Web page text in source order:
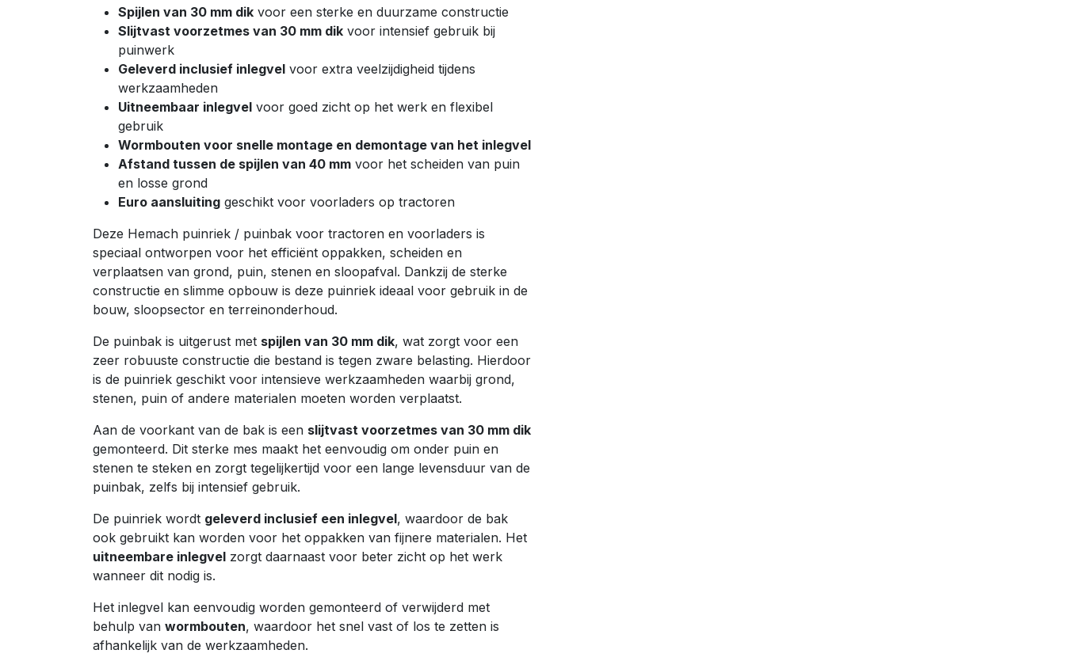
Spijlen van 30 mm dik voor een sterke en duurzame constructie
Slijtvast voorzetmes van 30 mm dik voor intensief gebruik bij
puinwerk
Geleverd inclusief inlegvel voor extra veelzijdigheid tijdens
werkzaamheden
Uitneembaar inlegvel voor goed zicht op het werk en flexibel
gebruik
Wormbouten voor snelle montage en demontage van het inlegvel
Afstand tussen de spijlen van 40 mm voor het scheiden van puin
en losse grond
Euro aansluiting geschikt voor voorladers op tractoren
Deze Hemach puinriek / puinbak voor tractoren en voorladers is
speciaal ontworpen voor het efficiënt oppakken, scheiden en
verplaatsen van grond, puin, stenen en sloopafval. Dankzij de sterke
constructie en slimme opbouw is deze puinriek ideaal voor gebruik in de
bouw, sloopsector en terreinonderhoud.
De puinbak is uitgerust met spijlen van 30 mm dik, wat zorgt voor een
zeer robuuste constructie die bestand is tegen zware belasting. Hierdoor
is de puinriek geschikt voor intensieve werkzaamheden waarbij grond,
stenen, puin of andere materialen moeten worden verplaatst.
Aan de voorkant van de bak is een slijtvast voorzetmes van 30 mm dik
gemonteerd. Dit sterke mes maakt het eenvoudig om onder puin en
stenen te steken en zorgt tegelijkertijd voor een lange levensduur van de
puinbak, zelfs bij intensief gebruik.
De puinriek wordt geleverd inclusief een inlegvel, waardoor de bak
ook gebruikt kan worden voor het oppakken van fijnere materialen. Het
uitneembare inlegvel zorgt daarnaast voor beter zicht op het werk
wanneer dit nodig is.
Het inlegvel kan eenvoudig worden gemonteerd of verwijderd met
behulp van wormbouten, waardoor het snel vast of los te zetten is
afhankelijk van de werkzaamheden.